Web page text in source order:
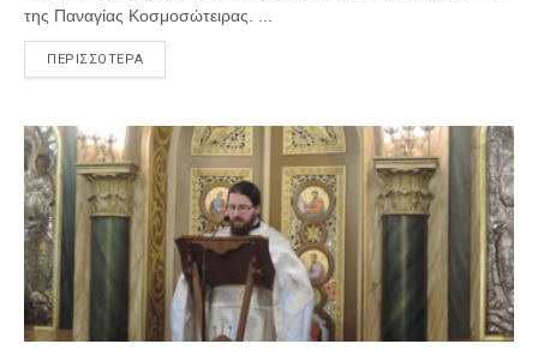
της Παναγίας Κοσμοσώτειρας. ...
ΠΕΡΙΣΣΟΤΕΡΑ